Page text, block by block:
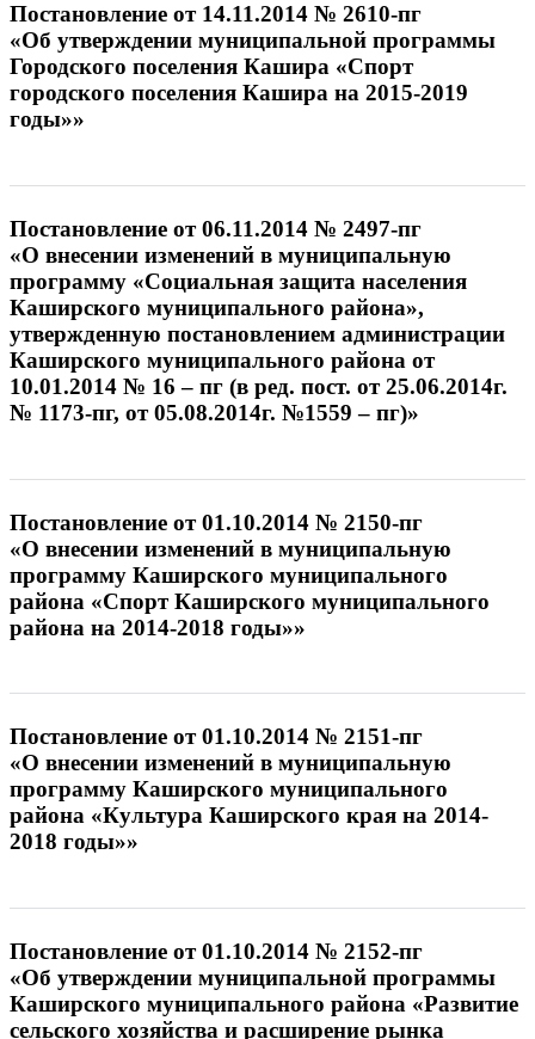
Постановление от 14.11.2014 № 2610-пг
«Об утверждении муниципальной программы
Городского поселения Кашира «Спорт
городского поселения Кашира на 2015-2019
годы»»
Постановление от 06.11.2014 № 2497-пг
«О внесении изменений в муниципальную
программу «Социальная защита населения
Каширского муниципального района»,
утвержденную постановлением администрации
Каширского муниципального района от
10.01.2014 № 16 – пг (в ред. пост. от 25.06.2014г.
№ 1173-пг, от 05.08.2014г. №1559 – пг)»
Постановление от 01.10.2014 № 2150-пг
«О внесении изменений в муниципальную
программу Каширского муниципального
района «Спорт Каширского муниципального
района на 2014-2018 годы»»
Постановление от 01.10.2014 № 2151-пг
«О внесении изменений в муниципальную
программу Каширского муниципального
района «Культура Каширского края на 2014-
2018 годы»»
Постановление от 01.10.2014 № 2152-пг
«Об утверждении муниципальной программы
Каширского муниципального района «Развитие
сельского хозяйства и расширение рынка